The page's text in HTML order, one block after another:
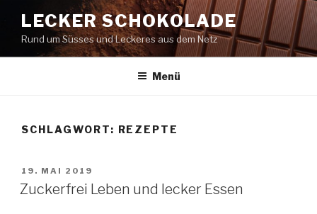
Inhalt
springen
LECKER SCHOKOLADE
Rund um Süsses und Leckeres aus dem Netz
Menü
SCHLAGWORT: REZEPTE
VERÖFFENTLICHT
AM
19. MAI 2019
Zuckerfrei Leben und lecker Essen